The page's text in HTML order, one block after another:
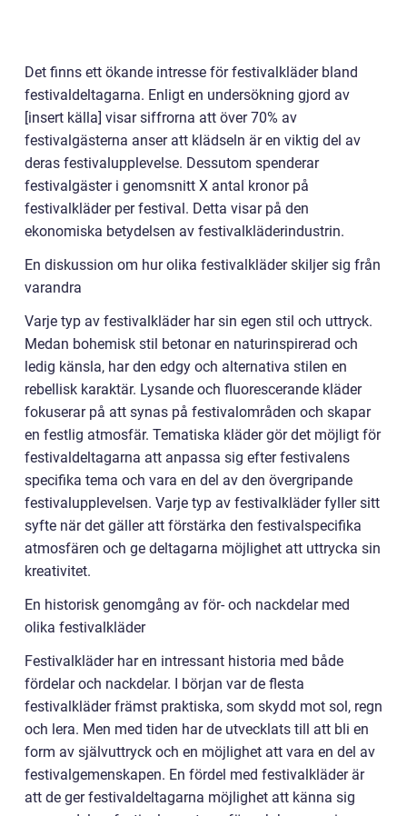
Det finns ett ökande intresse för festivalkläder bland
festivaldeltagarna. Enligt en undersökning gjord av
[insert källa] visar siffrorna att över 70% av
festivalgästerna anser att klädseln är en viktig del av
deras festivalupplevelse. Dessutom spenderar
festivalgäster i genomsnitt X antal kronor på
festivalkläder per festival. Detta visar på den
ekonomiska betydelsen av festivalkläderindustrin.
En diskussion om hur olika festivalkläder skiljer sig från
varandra
Varje typ av festivalkläder har sin egen stil och uttryck.
Medan bohemisk stil betonar en naturinspirerad och
ledig känsla, har den edgy och alternativa stilen en
rebellisk karaktär. Lysande och fluorescerande kläder
fokuserar på att synas på festivalområden och skapar
en festlig atmosfär. Tematiska kläder gör det möjligt för
festivaldeltagarna att anpassa sig efter festivalens
specifika tema och vara en del av den övergripande
festivalupplevelsen. Varje typ av festivalkläder fyller sitt
syfte när det gäller att förstärka den festivalspecifika
atmosfären och ge deltagarna möjlighet att uttrycka sin
kreativitet.
En historisk genomgång av för- och nackdelar med
olika festivalkläder
Festivalkläder har en intressant historia med både
fördelar och nackdelar. I början var de flesta
festivalkläder främst praktiska, som skydd mot sol, regn
och lera. Men med tiden har de utvecklats till att bli en
form av självuttryck och en möjlighet att vara en del av
festivalgemenskapen. En fördel med festivalkläder är
att de ger festivaldeltagarna möjlighet att känna sig